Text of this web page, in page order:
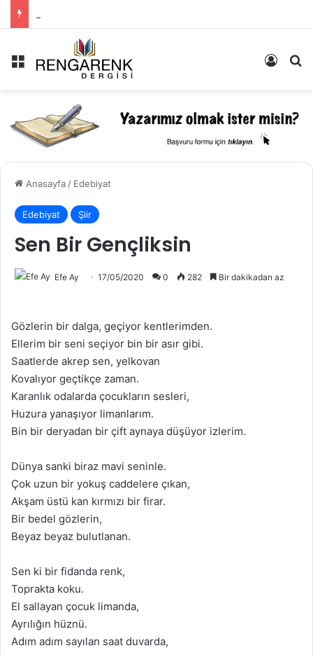
Menü Kayıt
Anasayfa/ Edebiyat
Edebiyat Şiir
Sen Bir Gençliksin
Efe Ay 17/05/2020 0 282 Bir dakikadan az
Gözlerin bir dalga, geçiyor kentlerimden.
Ellerim bir seni seçiyor bin bir asır gibi.
Saatlerde akrep sen, yelkovan
Kovalıyor geçtikçe zaman.
Karanlık odalarda çocukların sesleri,
Huzura yanaşıyor limanlarım.
Bin bir deryadan bir çift aynaya düşüyor izlerim.
Dünya sanki biraz mavi seninle.
Çok uzun bir yokuş caddelere çıkan,
Akşam üstü kan kırmızı bir firar.
Bir bedel gözlerin,
Beyaz beyaz bulutlanan.
Sen ki bir fidanda renk,
Toprakta koku.
El sallayan çocuk limanda,
Ayrılığın hüznü.
Adım adım sayılan saat duvarda,